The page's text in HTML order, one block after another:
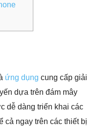
ứng dụng cung cấp giải
dựa trên đám mây
dễ dàng triển khai các
cả ngay trên các thiết bị